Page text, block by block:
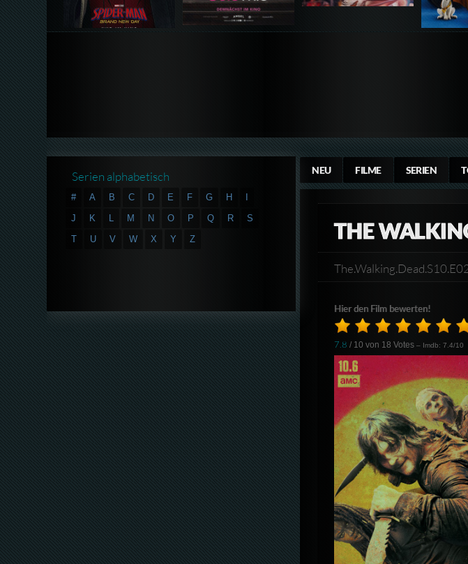
NEU FILME SERIEN
THE
Hier den Film bewerten!
7.8 / 10 von 18 Votes – Imdb: 7.4/10
Serien alphabetisch
# A B C D E F G H
J
K L M N O P Q R
S
T
U V W X Y Z